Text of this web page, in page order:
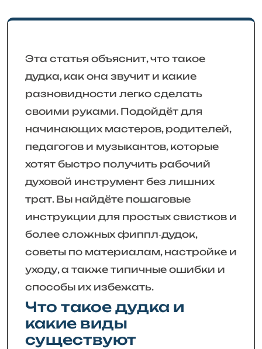
Эта статья объяснит, что такое
дудка, как она звучит и какие
разновидности легко сделать
своими руками. Подойдёт для
начинающих мастеров, родителей,
педагогов и музыкантов, которые
хотят быстро получить рабочий
духовой инструмент без лишних
трат. Вы найдёте пошаговые
инструкции для простых свистков и
более сложных фиппл‑дудок,
советы по материалам, настройке и
уходу, а также типичные ошибки и
способы их избежать.
Что такое дудка и
какие виды
существуют